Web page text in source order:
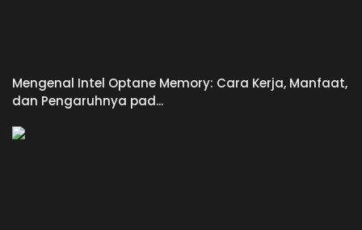
Mengenal Intel Optane Memory: Cara Kerja, Manfaat,
dan Pengaruhnya pad...